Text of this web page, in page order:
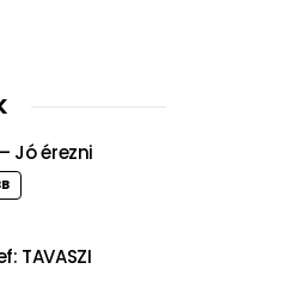
Jó érezni
TAVASZI